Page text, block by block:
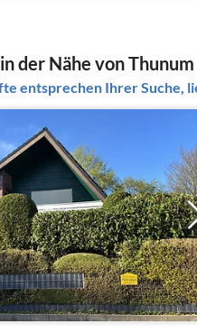
der Nähe von Thunum
entsprechen Ihrer Suche,